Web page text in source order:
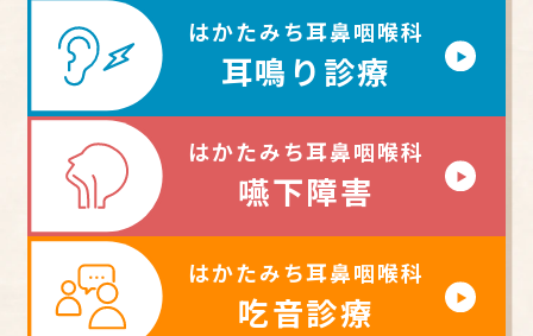
はかたみち耳鼻咽喉科
耳鳴り診療
はかたみち耳鼻咽喉科
嚥下障害
はかたみち耳鼻咽喉科
吃音診療